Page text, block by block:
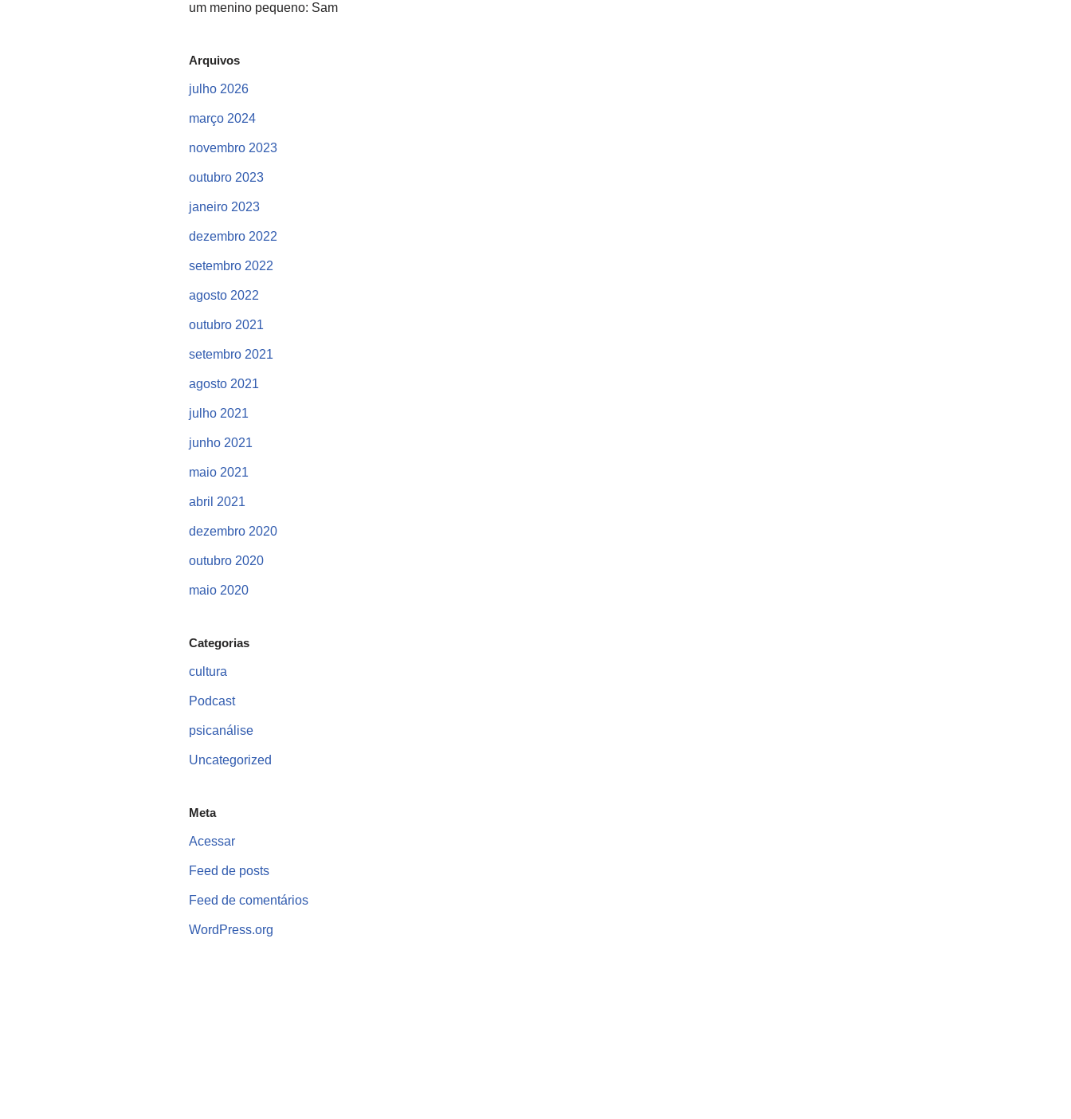
um menino pequeno: Sam
Arquivos
julho 2026
março 2024
novembro 2023
outubro 2023
janeiro 2023
dezembro 2022
setembro 2022
agosto 2022
outubro 2021
setembro 2021
agosto 2021
julho 2021
junho 2021
maio 2021
abril 2021
dezembro 2020
outubro 2020
maio 2020
Categorias
cultura
Podcast
psicanálise
Uncategorized
Meta
Acessar
Feed de posts
Feed de comentários
WordPress.org